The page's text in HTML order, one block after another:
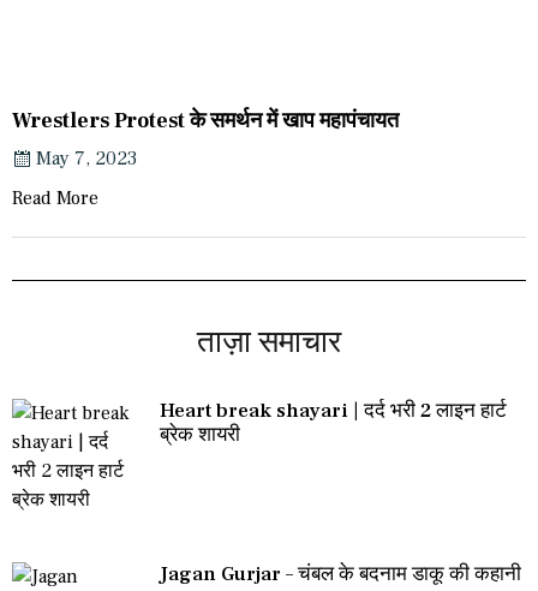
Wrestlers Protest के समर्थन में खाप महापंचायत
May 7, 2023
Read More
ताज़ा समाचार
Heart break shayari | दर्द भरी 2 लाइन हार्ट
ब्रेक शायरी
Jagan Gurjar – चंबल के बदनाम डाकू की कहानी